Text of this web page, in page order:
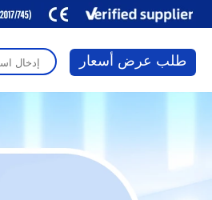
طلب عرض أسعار